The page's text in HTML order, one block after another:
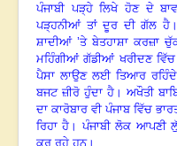
ਪੰਜਾਬੀ ਪੜ੍ਹੇ ਲਿਖੇ ਹੋਣ ਦੇ
ਪੜ੍ਹਨੀਆਂ ਤਾਂ ਦੂਰ ਦੀ ਗੱਲ ਹੈ।
ਸ਼ਾਦੀਆਂ ’ਤੇ ਬੇਤਹਾਸ਼ਾ ਕਰਜ਼ਾ
ਮਹਿੰਗੀਆਂ ਗੱਡੀਆਂ ਖਰੀਦਣ
ਪੈਸਾ ਲਾਉਣ ਲਈ ਤਿਆਰ ਰਹਿੰਦੇ
ਬਜਟ ਜ਼ੀਰੋ ਹੁੰਦਾ ਹੈ। ਅਖੌਤੀ
ਦਾ ਕਾਰੋਬਾਰ ਵੀ ਪੰਜਾਬ ਵਿੱਚ
ਰਿਹਾ ਹੈ। ਪੰਜਾਬੀ ਲੋਕ ਆਪਣੀ
ਕਰ ਰਹੇ ਹਨ।